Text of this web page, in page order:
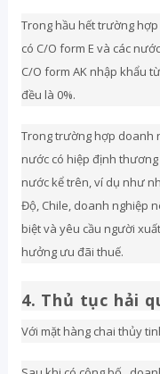
Trong hầu hết trường
có C/O form E và các
C/O form AK nhập khẩu
đều là 0%.
Trong trường hợp doanh
nước có hiệp định
nước kể trên, ví dụ như
Độ, Chile, doanh nghiệp
biệt và yêu cầu người
hưởng ưu đãi thuế.
4. Thủ tục hải
Với mặt hàng chai thủy